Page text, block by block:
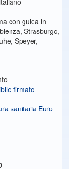
con guida in
Strasburgo,
Speyer,
firmato
sanitaria Euro